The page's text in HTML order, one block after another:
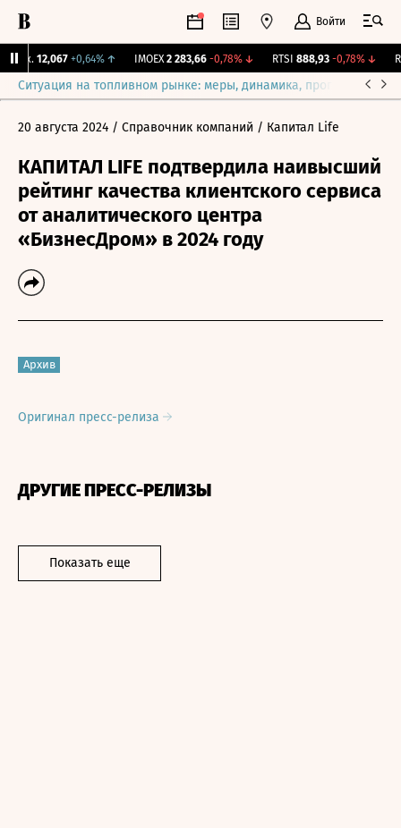
Войти
12,067 +0,64%↑ IMOEX 2 283,66 -0,78% ↓ RTSI 888,93 -0,78% ↓
Ситуация на топливном рынке: меры, динамика, прогнозы
20 августа 2024 / Справочник компаний / Капитал Life
КАПИТАЛ LIFE подтвердила наивысший
рейтинг качества клиентского сервиса
от аналитического центра
«БизнесДром» в 2024 году
Архив
Оригинал пресс-релиза
ДРУГИЕ ПРЕСС-РЕЛИЗЫ
Показать еще